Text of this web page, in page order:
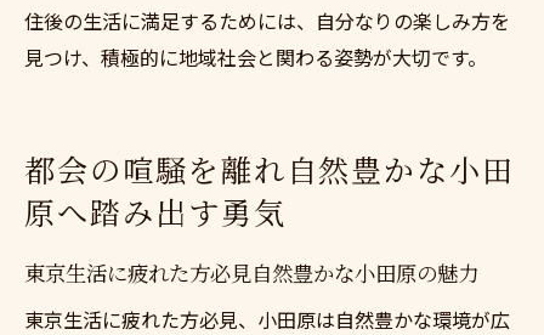
住後の生活に満足するためには、自分なりの楽しみ方を
見つけ、積極的に地域社会と関わる姿勢が大切です。
都会の喧騒を離れ自然豊かな小田
原へ踏み出す勇気
東京生活に疲れた方必見自然豊かな小田原の魅力
東京生活に疲れた方必見、小田原は自然豊かな環境が広